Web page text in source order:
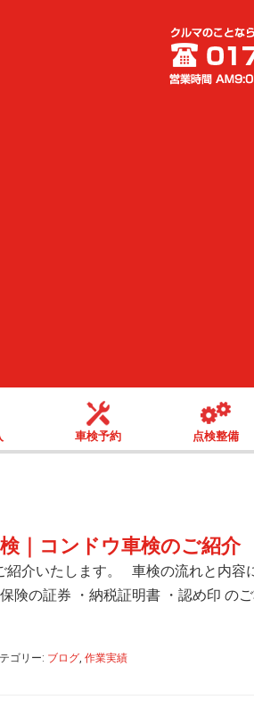
車検予約 点検整備
｜コンドウ車検のご紹介
紹介いたします。 車検の流れと内
険の証券 ・納税証明書 ・認め印 の
ゴリー: ブログ, 作業実績